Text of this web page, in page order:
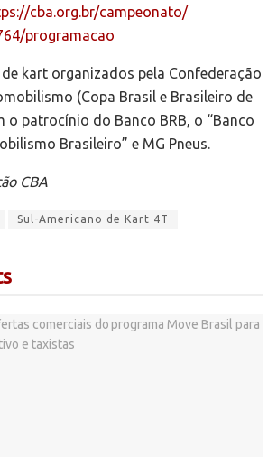
cba.org.br/campeonato/
programacao
kart organizados pela Confederação
(Copa Brasil e Brasileiro de
o patrocínio do Banco BRB, o “Banco
Brasileiro” e MG Pneus.
CBA
Sul-Americano de Kart 4T